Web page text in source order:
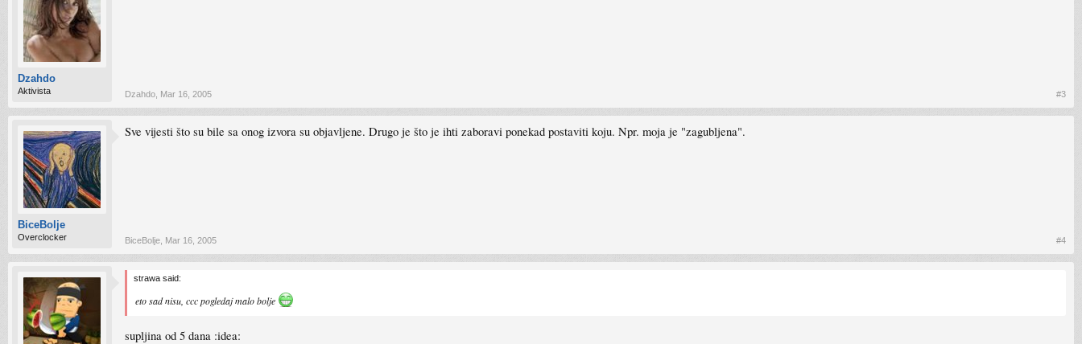
Dzahdo
Aktivista Dzahdo Mar 16, 2005 #3
BiceBolje
Overclocker
Sve vijesti što su bile sa onog izvora su objavljene. Drugo je što je ihti zaboravi ponekad postaviti koju. Npr. moja je "zagubljena".
BiceBolje Mar 16, 2005 #4
strawa said:
eto sad nisu, ccc pogledaj malo bolje
supljina od 5 dana :idea: